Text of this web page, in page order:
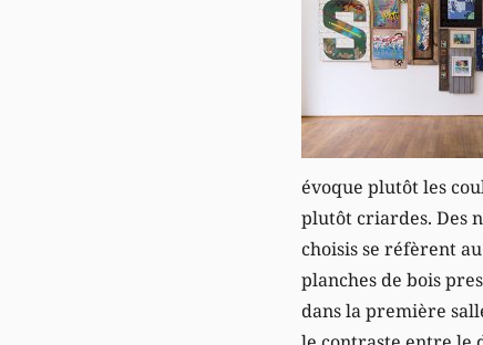
évoque plutôt les
plutôt criardes. Des
choisis se réfèrent
planches de bois
dans la première